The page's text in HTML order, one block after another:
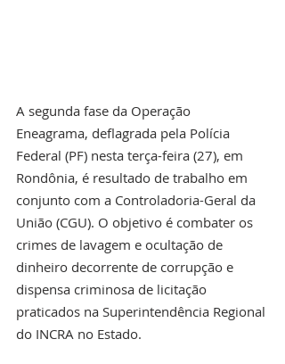
A segunda fase da Operação
Eneagrama, deflagrada pela Polícia
Federal (PF) nesta terça-feira (27), em
Rondônia, é resultado de trabalho em
conjunto com a Controladoria-Geral da
União (CGU). O objetivo é combater os
crimes de lavagem e ocultação de
dinheiro decorrente de corrupção e
dispensa criminosa de licitação
praticados na Superintendência Regional
do INCRA no Estado.